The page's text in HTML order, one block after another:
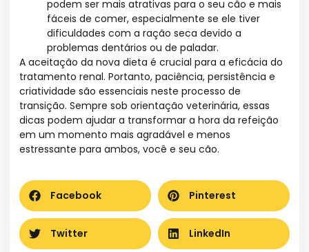
podem ser mais atrativas para o seu cão e mais
fáceis de comer, especialmente se ele tiver
dificuldades com a ração seca devido a
problemas dentários ou de paladar.
A aceitação da nova dieta é crucial para a eficácia do
tratamento renal. Portanto, paciência, persistência e
criatividade são essenciais neste processo de
transição. Sempre sob orientação veterinária, essas
dicas podem ajudar a transformar a hora da refeição
em um momento mais agradável e menos
estressante para ambos, você e seu cão.
Facebook Pinterest
Twitter LinkedIn